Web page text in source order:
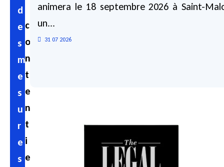
d
e
s
m
e
s
u
r
e
s
c
o
n
t
e
n
t
i
e
animera le 18 septembre 2026 à Saint-
un...
31 07 2026